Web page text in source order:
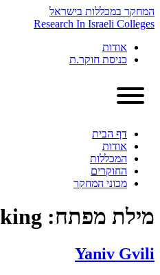
Skip
to
המחקר במכללות בישראל
Research In Israeli Colleges
אודות
כניסת חוקר.ת
דף הבית
אודות
המכללות
החוקרים
מכוני המחקר
מילת מפתח:
Yaniv Gvili